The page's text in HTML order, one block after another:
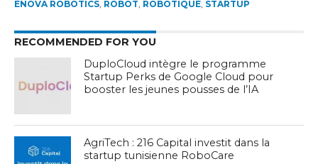
ENOVA ROBOTICS, ROBOT, ROBOTIQUE, STARTUP
RECOMMENDED FOR YOU
DuploCloud intègre le programme
Startup Perks de Google Cloud pour
booster les jeunes pousses de l’IA
AgriTech : 216 Capital investit dans la
startup tunisienne RoboCare